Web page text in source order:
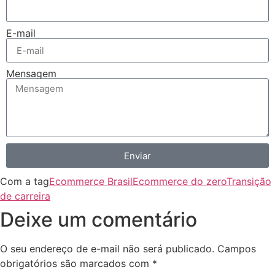
E-mail
Mensagem
Enviar
Com a tagEcommerce BrasilEcommerce do zeroTransição
de carreira
Deixe um comentário
O seu endereço de e-mail não será publicado. Campos
obrigatórios são marcados com *